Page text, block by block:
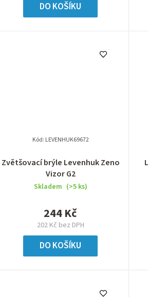
DO KOŠÍKU
Zvětšovací brýle Levenhuk Zeno
Vizor G2
Skladem (>5 ks)
202 Kč bez DPH
244 Kč
DO KOŠÍKU
Kód: LEVENHUK69672